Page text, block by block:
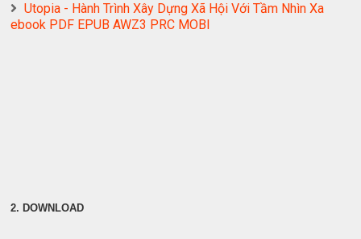
Utopia - Hành Trình Xây Dựng Xã Hội Với Tầm Nhìn Xa
ebook PDF EPUB AWZ3 PRC MOBI
2. DOWNLOAD